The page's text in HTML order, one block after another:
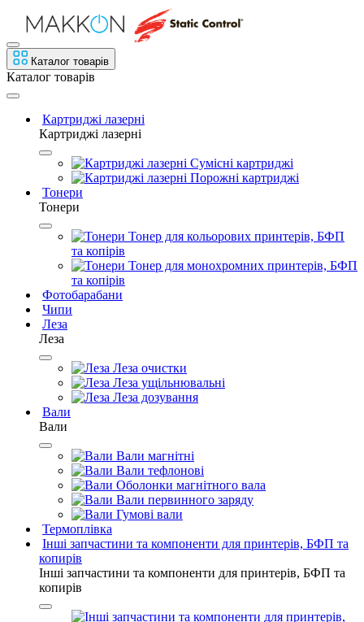
Каталог товарів
Каталог товарів
Картриджі лазерні
Картриджі лазерні
Сумісні картриджі
Порожні картриджі
Тонери
Тонери
Тонер для кольорових принтерів, БФП
та копірів
Тонер для монохромних принтерів, БФП
та копірів
Фотобарабани
Чипи
Леза
Леза
Леза очистки
Леза ущільнювальні
Леза дозування
Вали
Вали
Вали магнітні
Вали тефлонові
Оболонки магнітного вала
Вали первинного заряду
Гумові вали
Термоплівка
Інші запчастини та компоненти для принтерів, БФП та
копирів
Інші запчастини та компоненти для принтерів, БФП та
копирів